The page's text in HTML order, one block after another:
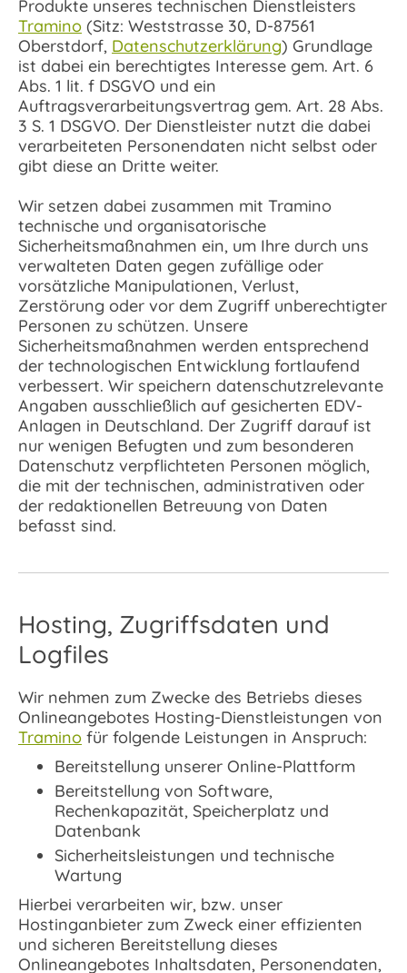
Produkte unseres technischen Dienstleisters
Tramino (Sitz: Weststrasse 30, D-87561
Oberstdorf, Datenschutzerklärung) Grundlage
ist dabei ein berechtigtes Interesse gem. Art. 6
Abs. 1 lit. f DSGVO und ein
Auftragsverarbeitungsvertrag gem. Art. 28 Abs.
3 S. 1 DSGVO. Der Dienstleister nutzt die dabei
verarbeiteten Personendaten nicht selbst oder
gibt diese an Dritte weiter.
Wir setzen dabei zusammen mit Tramino
technische und organisatorische
Sicherheitsmaßnahmen ein, um Ihre durch uns
verwalteten Daten gegen zufällige oder
vorsätzliche Manipulationen, Verlust,
Zerstörung oder vor dem Zugriff unberechtigter
Personen zu schützen. Unsere
Sicherheitsmaßnahmen werden entsprechend
der technologischen Entwicklung fortlaufend
verbessert. Wir speichern datenschutzrelevante
Angaben ausschließlich auf gesicherten EDV-
Anlagen in Deutschland. Der Zugriff darauf ist
nur wenigen Befugten und zum besonderen
Datenschutz verpflichteten Personen möglich,
die mit der technischen, administrativen oder
der redaktionellen Betreuung von Daten
befasst sind.
Hosting, Zugriffsdaten und
Logfiles
Wir nehmen zum Zwecke des Betriebs dieses
Onlineangebotes Hosting-Dienstleistungen von
Tramino für folgende Leistungen in Anspruch:
Bereitstellung unserer Online-Plattform
Bereitstellung von Software,
Rechenkapazität, Speicherplatz und
Datenbank
Sicherheitsleistungen und technische
Wartung
Hierbei verarbeiten wir, bzw. unser
Hostinganbieter zum Zweck einer effizienten
und sicheren Bereitstellung dieses
Onlineangebotes Inhaltsdaten, Personendaten,